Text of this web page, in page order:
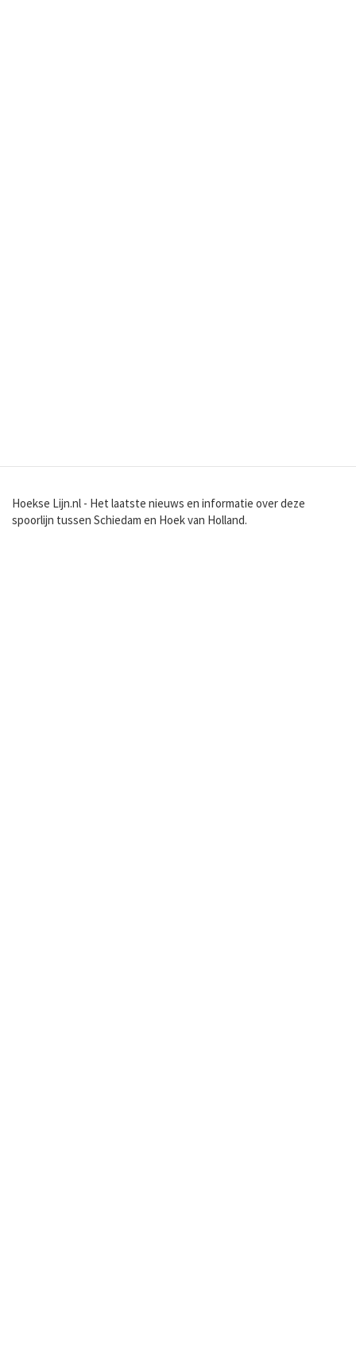
Hoekse Lijn.nl - Het laatste nieuws en informatie over deze
spoorlijn tussen Schiedam en Hoek van Holland.